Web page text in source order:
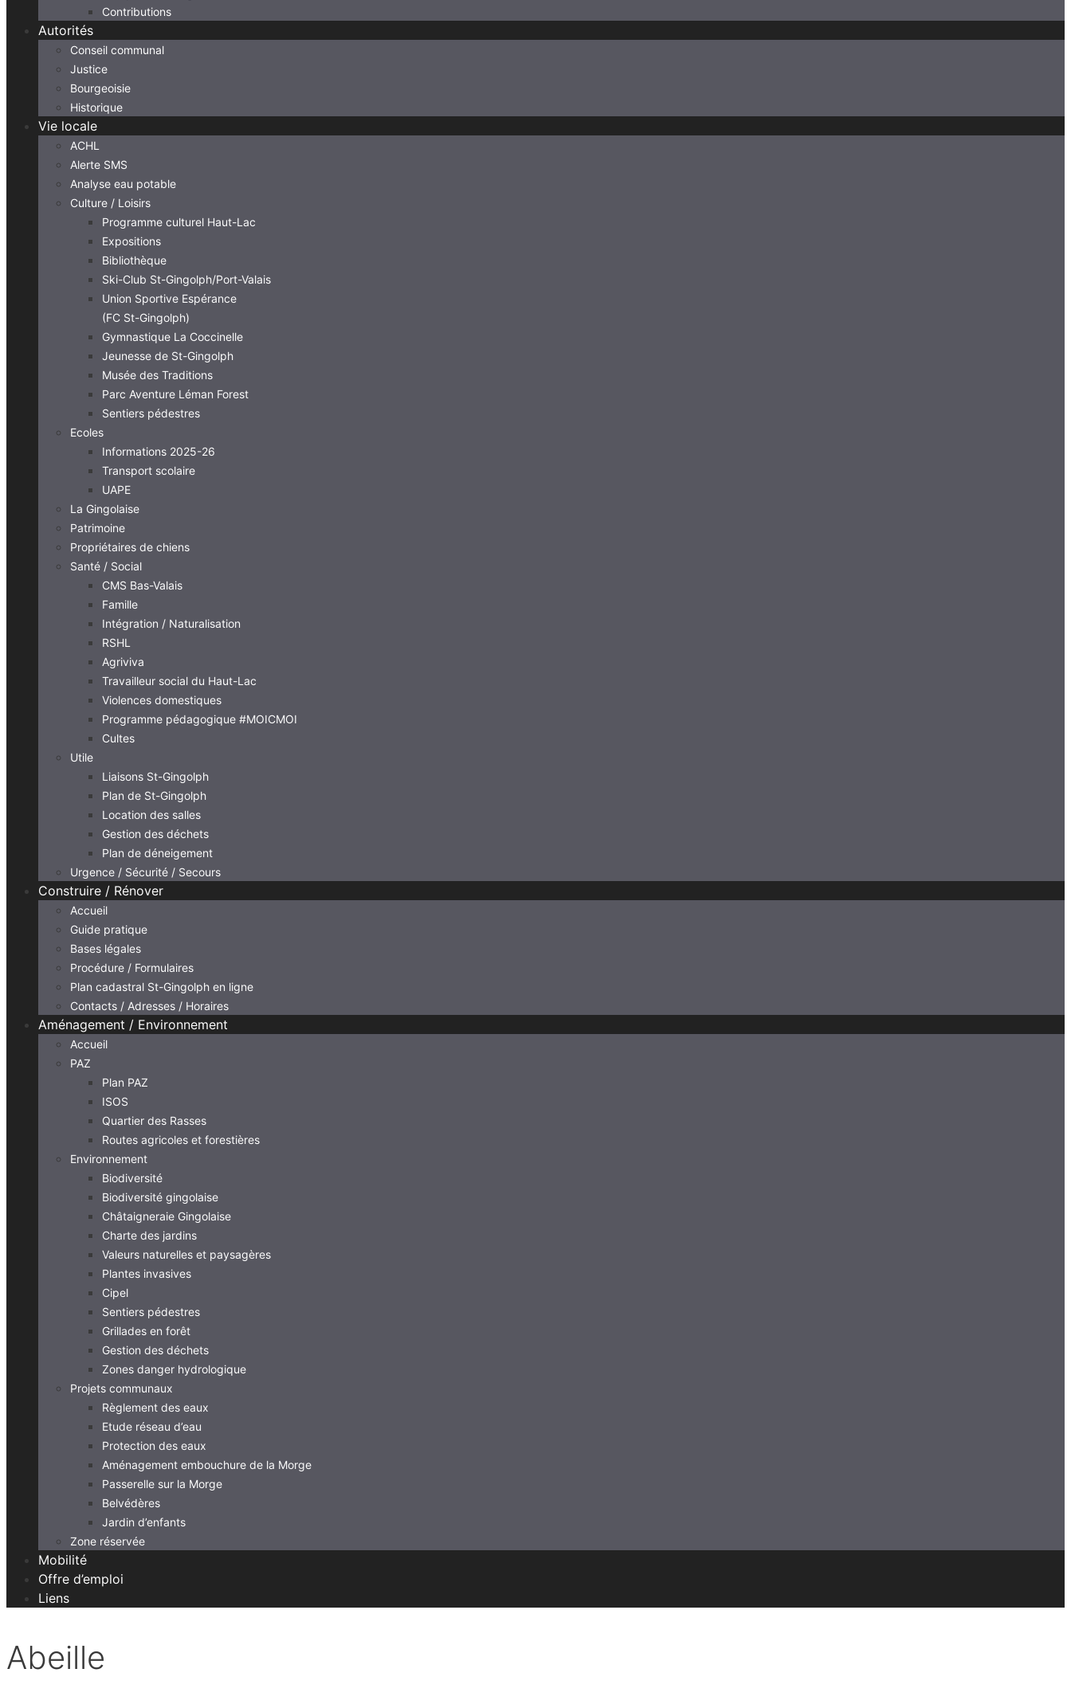
Contributions
Autorités
Conseil communal
Justice
Bourgeoisie
Historique
Vie locale
ACHL
Alerte SMS
Analyse eau potable
Culture / Loisirs
Programme culturel Haut-Lac
Expositions
Bibliothèque
Ski-Club St-Gingolph/Port-Valais
Union Sportive Espérance
(FC St-Gingolph)
Gymnastique La Coccinelle
Jeunesse de St-Gingolph
Musée des Traditions
Parc Aventure Léman Forest
Sentiers pédestres
Ecoles
Informations 2025-26
Transport scolaire
UAPE
La Gingolaise
Patrimoine
Propriétaires de chiens
Santé / Social
CMS Bas-Valais
Famille
Intégration / Naturalisation
RSHL
Agriviva
Travailleur social du Haut-Lac
Violences domestiques
Programme pédagogique #MOICMOI
Cultes
Utile
Liaisons St-Gingolph
Plan de St-Gingolph
Location des salles
Gestion des déchets
Plan de déneigement
Urgence / Sécurité / Secours
Construire / Rénover
Accueil
Guide pratique
Bases légales
Procédure / Formulaires
Plan cadastral St-Gingolph en ligne
Contacts / Adresses / Horaires
Aménagement / Environnement
Accueil
PAZ
Plan PAZ
ISOS
Quartier des Rasses
Routes agricoles et forestières
Environnement
Biodiversité
Biodiversité gingolaise
Châtaigneraie Gingolaise
Charte des jardins
Valeurs naturelles et paysagères
Plantes invasives
Cipel
Sentiers pédestres
Grillades en forêt
Gestion des déchets
Zones danger hydrologique
Projets communaux
Règlement des eaux
Etude réseau d’eau
Protection des eaux
Aménagement embouchure de la Morge
Passerelle sur la Morge
Belvédères
Jardin d’enfants
Zone réservée
Mobilité
Offre d’emploi
Liens
Abeille